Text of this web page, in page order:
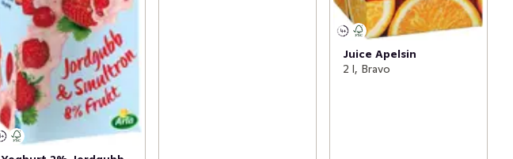
Juice Apelsin
2 l, Bravo